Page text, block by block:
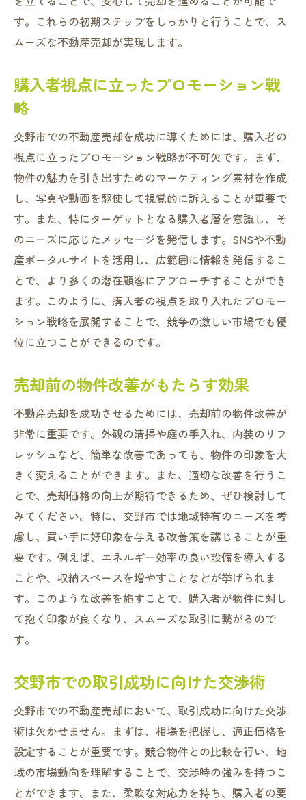
す。これらの初期ステップをしっかりと行うことで、ス
ムーズな不動産売却が実現します。
購入者視点に立ったプロモーション戦
略
交野市での不動産売却を成功に導くためには、購入者の
視点に立ったプロモーション戦略が不可欠です。まず、
物件の魅力を引き出すためのマーケティング素材を作成
し、写真や動画を駆使して視覚的に訴えることが重要で
す。また、特にターゲットとなる購入者層を意識し、そ
のニーズに応じたメッセージを発信します。SNSや不動
産ポータルサイトを活用し、広範囲に情報を発信するこ
とで、より多くの潜在顧客にアプローチすることができ
ます。このように、購入者の視点を取り入れたプロモー
ション戦略を展開することで、競争の激しい市場でも優
位に立つことができるのです。
売却前の物件改善がもたらす効果
不動産売却を成功させるためには、売却前の物件改善が
非常に重要です。外観の清掃や庭の手入れ、内装のリフ
レッシュなど、簡単な改善であっても、物件の印象を大
きく変えることができます。また、適切な改善を行うこ
とで、売却価格の向上が期待できるため、ぜひ検討して
みてください。特に、交野市では地域特有のニーズを考
慮し、買い手に好印象を与える改善策を講じることが重
要です。例えば、エネルギー効率の良い設備を導入する
ことや、収納スペースを増やすことなどが挙げられま
す。このような改善を施すことで、購入者が物件に対し
て抱く印象が良くなり、スムーズな取引に繋がるので
す。
交野市での取引成功に向けた交渉術
交野市での不動産売却において、取引成功に向けた交渉
術は欠かせません。まずは、相場を把握し、適正価格を
設定することが重要です。競合物件との比較を行い、地
域の市場動向を理解することで、交渉時の強みを持つこ
とができます。また、柔軟な対応力を持ち、購入者の要